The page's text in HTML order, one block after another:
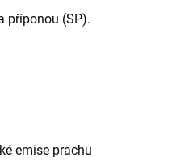
příponou (SP).
emise prachu